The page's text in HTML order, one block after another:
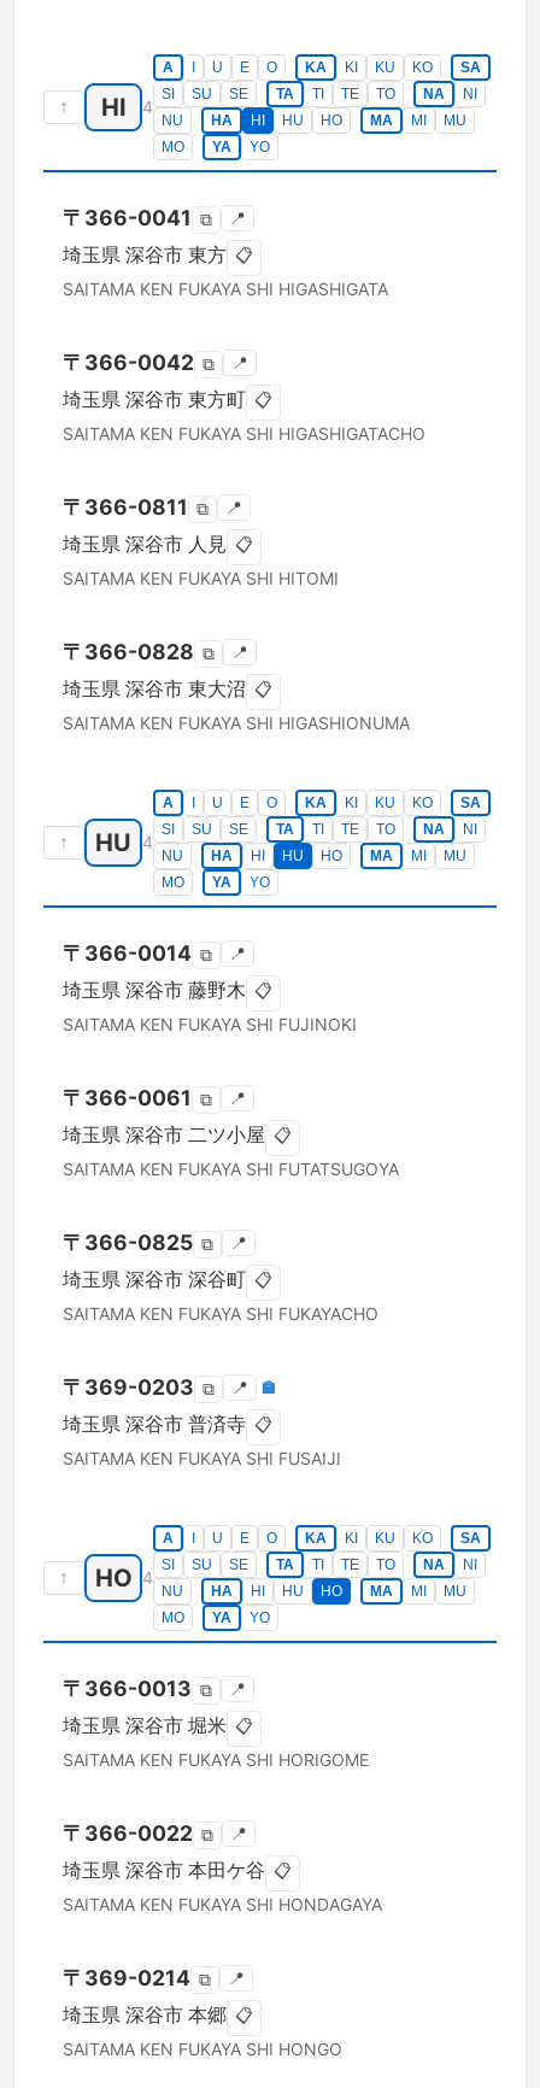
↑ HI 4
A U E O KA KI KU KO
SA
SI
SU SE TA TI TE TO NA
NI
NU
HA HI HU HO MA MI
MU
MO
YA YO
〒 366-0041 ⧉ 📍
埼玉県 深谷市 東方 📋
SAITAMA KEN FUKAYA SHI HIGASHIGATA
〒 366-0042 ⧉ 📍
埼玉県 深谷市 東方町 📋
SAITAMA KEN FUKAYA SHI HIGASHIGATACHO
〒 366-0811 ⧉ 📍
埼玉県 深谷市 人見 📋
SAITAMA KEN FUKAYA SHI HITOMI
〒 366-0828 ⧉ 📍
埼玉県 深谷市 東大沼 📋
SAITAMA KEN FUKAYA SHI HIGASHIONUMA
↑ HU 4
A U E O KA KI KU KO
SA
SI
SU SE TA TI TE TO NA
NI
NU
HA HI HU HO MA MI
MU
MO
YA YO
〒 366-0014 ⧉ 📍
埼玉県 深谷市 藤野木 📋
SAITAMA KEN FUKAYA SHI FUJINOKI
〒 366-0061 ⧉ 📍
埼玉県 深谷市 二ツ小屋 📋
SAITAMA KEN FUKAYA SHI FUTATSUGOYA
〒 366-0825 ⧉ 📍
埼玉県 深谷市 深谷町 📋
SAITAMA KEN FUKAYA SHI FUKAYACHO
〒 369-0203 ⧉ 📍 🏣
埼玉県 深谷市 普済寺 📋
SAITAMA KEN FUKAYA SHI FUSAIJI
↑ HO 4
A U E O KA KI KU KO
SA
SI
SU SE TA TI TE TO NA
NI
NU
HA HI HU HO MA MI
MU
MO
YA YO
〒 366-0013 ⧉ 📍
埼玉県 深谷市 堀米 📋
SAITAMA KEN FUKAYA SHI HORIGOME
〒 366-0022 ⧉ 📍
埼玉県 深谷市 本田ケ谷 📋
SAITAMA KEN FUKAYA SHI HONDAGAYA
〒 369-0214 ⧉ 📍
埼玉県 深谷市 本郷 📋
SAITAMA KEN FUKAYA SHI HONGO